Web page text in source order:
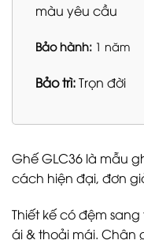
màu yêu cầu
Bảo hành: 1 năm
Bảo trì:Trọn đời
Ghế GLC36 là mẫu
cách hiện đại, đơn
Thiết kế có đệm
ái & thoải mái. Chân